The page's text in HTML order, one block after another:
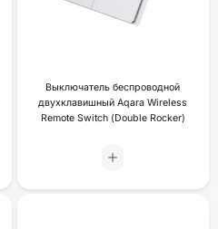
Выключатель беспроводной
двухклавишный Aqara Wireless
Remote Switch (Double Rocker)